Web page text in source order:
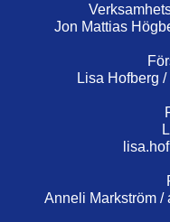
Jon Mattias
Lisa Hofberg /
Anneli Markström /